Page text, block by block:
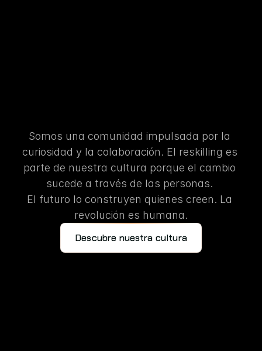
Somos una comunidad impulsada por la
curiosidad y la colaboración. El reskilling es
parte de nuestra cultura porque el cambio
sucede a través de las personas.
El futuro lo construyen quienes creen. La
revolución es humana.
Descubre nuestra cultura